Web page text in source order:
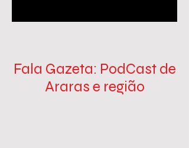
Fala Gazeta: PodCast de
Araras e região